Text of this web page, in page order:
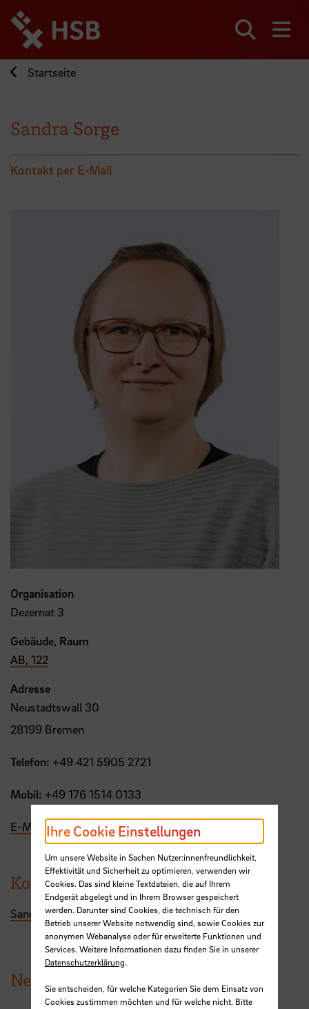
zum
Seiteninhalt
springen
Startseite
Sandra Sorge
Kontakt per E-Mail
Organisation
Dezernat 3
Gebäude, Raum
AB, 122
Adresse
Neustadtswall 30
28199 Bremen
Telefon: +49 421 5905 2721
Mobil: +49 176 1514 0133
E-Mail
Kontakt per E-Mail
Sandra.Sorge(at)hs-bremen.de
News aus der HSB
Ihre Cookie Einstellungen
Um unsere Website in Sachen Nutzer:innenfreundlichkeit,
Effektivität und Sicherheit zu optimieren, verwenden wir
Cookies. Das sind kleine Textdateien, die auf Ihrem
Endgerät abgelegt und in Ihrem Browser gespeichert
werden. Darunter sind Cookies, die technisch für den
Betrieb unserer Website notwendig sind, sowie Cookies zur
anonymen Webanalyse oder für erweiterte Funktionen und
Services. Weitere Informationen dazu finden Sie in unserer
Datenschutzerklärung.
Sie entscheiden, für welche Kategorien Sie dem Einsatz von
Cookies zustimmen möchten und für welche nicht. Bitte